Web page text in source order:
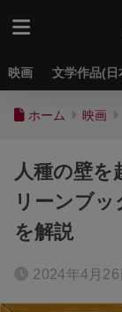
映画 文学作品(日
ホーム 映画
人種の壁を
リーンブ
を解説
2024年4月26